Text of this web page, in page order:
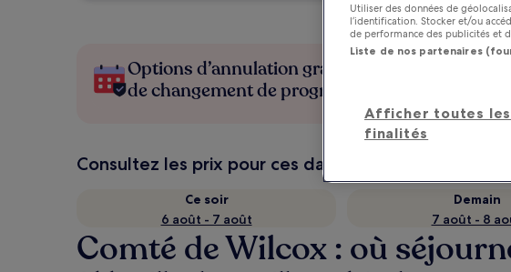
Options d’annulation gratuite en cas
de changement de programme
Consultez les prix pour ces dates
Ce soir
6 août - 7 août
Demain
7 août - 8
Comté de Wilcox : où
Utiliser des données de
l’identification. Stocker et/ou
de performance des publicités et
Liste de nos partenaires
Afficher toutes les
finalités